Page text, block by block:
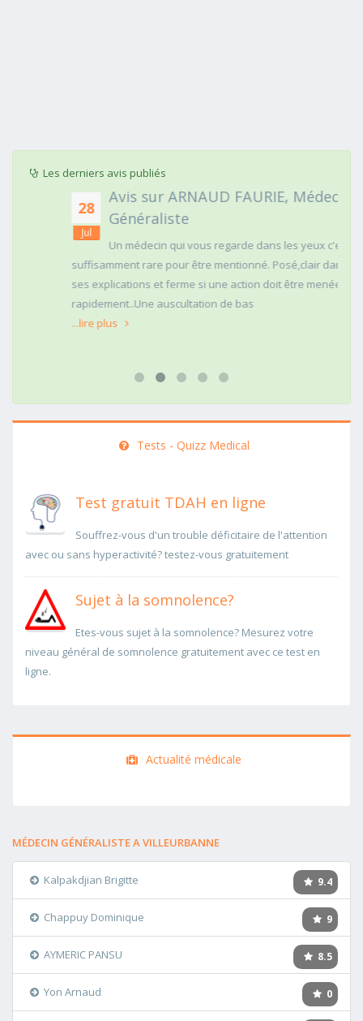
Les derniers avis publiés
Avis sur ARNAUD FAURIE, Médecin
Généraliste
Un médecin qui vous regarde dans les yeux c'est
suffisamment rare pour être mentionné. Posé,clair dans
ses explications et ferme si une action doit être menée
rapidement..Une auscultation de bas
...lire plus
Tests - Quizz Medical
Test gratuit TDAH en ligne
Souffrez-vous d'un trouble déficitaire de l'attention
avec ou sans hyperactivité? testez-vous gratuitement
Sujet à la somnolence?
Etes-vous sujet à la somnolence? Mesurez votre
niveau général de somnolence gratuitement avec ce test en
ligne.
Actualité médicale
MÉDECIN GÉNÉRALISTE A VILLEURBANNE
9.4
Kalpakdjian Brigitte
9
Chappuy Dominique
8.5
AYMERIC PANSU
0
Yon Arnaud